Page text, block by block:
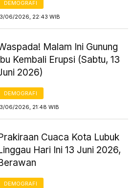
DEMOGRAFI
06/2026, 22:43 WIB
Malam Ini Gunung
Kembali Erupsi (Sabtu, 13
2026)
DEMOGRAFI
06/2026, 21:48 WIB
Cuaca Kota Lubuk
Hari Ini 13 Juni 2026,
DEMOGRAFI